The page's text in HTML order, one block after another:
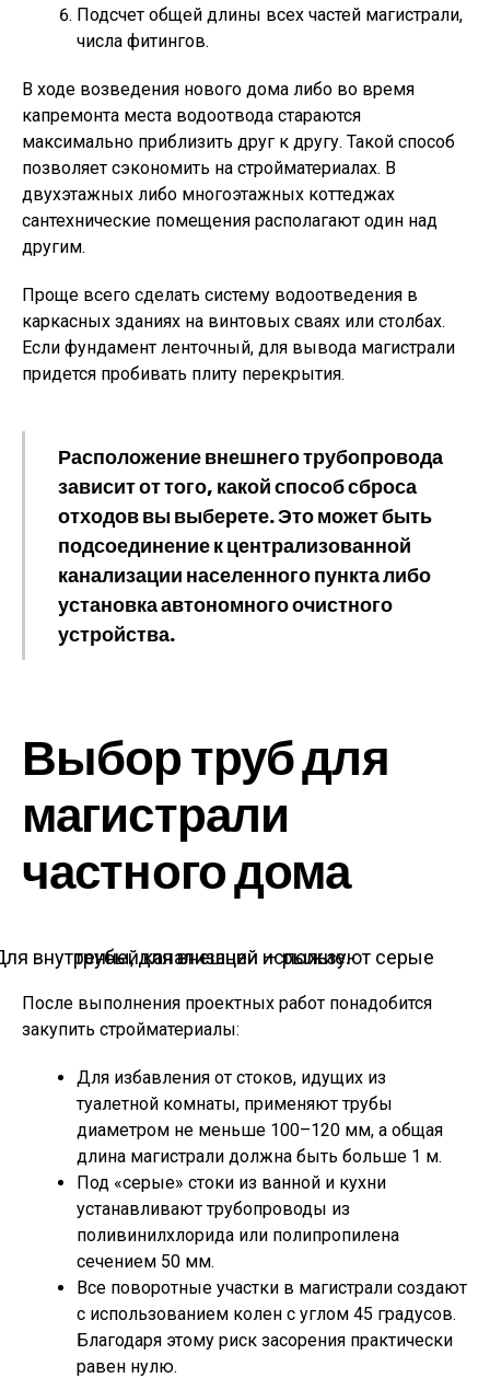
Подсчет общей длины всех частей магистрали,
числа фитингов.
В ходе возведения нового дома либо во время
капремонта места водоотвода стараются
максимально приблизить друг к другу. Такой способ
позволяет сэкономить на стройматериалах. В
двухэтажных либо многоэтажных коттеджах
сантехнические помещения располагают один над
другим.
Проще всего сделать систему водоотведения в
каркасных зданиях на винтовых сваях или столбах.
Если фундамент ленточный, для вывода магистрали
придется пробивать плиту перекрытия.
Расположение внешнего трубопровода
зависит от того, какой способ сброса
отходов вы выберете. Это может быть
подсоединение к централизованной
канализации населенного пункта либо
установка автономного очистного
устройства.
Выбор труб для
магистрали
частного дома
Для внутренней канализации используют серые трубы, для внешней — рыжие.
После выполнения проектных работ понадобится
закупить стройматериалы:
Для избавления от стоков, идущих из
туалетной комнаты, применяют трубы
диаметром не меньше 100–120 мм, а общая
длина магистрали должна быть больше 1 м.
Под «серые» стоки из ванной и кухни
устанавливают трубопроводы из
поливинилхлорида или полипропилена
сечением 50 мм.
Все поворотные участки в магистрали создают
с использованием колен с углом 45 градусов.
Благодаря этому риск засорения практически
равен нулю.